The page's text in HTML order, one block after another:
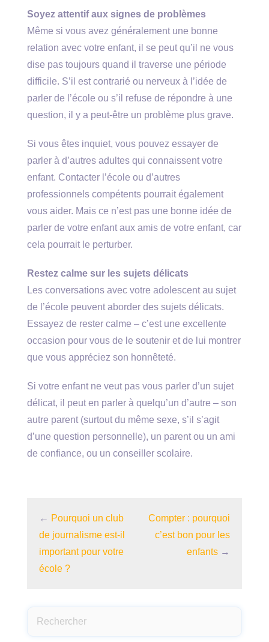
Soyez attentif aux signes de problèmes
Même si vous avez généralement une bonne
relation avec votre enfant, il se peut qu’il ne vous
dise pas toujours quand il traverse une période
difficile. S’il est contrarié ou nerveux à l’idée de
parler de l’école ou s’il refuse de répondre à une
question, il y a peut-être un problème plus grave.
Si vous êtes inquiet, vous pouvez essayer de
parler à d’autres adultes qui connaissent votre
enfant. Contacter l’école ou d’autres
professionnels compétents pourrait également
vous aider. Mais ce n’est pas une bonne idée de
parler de votre enfant aux amis de votre enfant, car
cela pourrait le perturber.
Restez calme sur les sujets délicats
Les conversations avec votre adolescent au sujet
de l’école peuvent aborder des sujets délicats.
Essayez de rester calme – c’est une excellente
occasion pour vous de le soutenir et de lui montrer
que vous appréciez son honnêteté.
Si votre enfant ne veut pas vous parler d’un sujet
délicat, il peut en parler à quelqu’un d’autre – son
autre parent (surtout du même sexe, s’il s’agit
d’une question personnelle), un parent ou un ami
de confiance, ou un conseiller scolaire.
← Pourquoi un club
de journalisme est-il
important pour votre
école ?
Compter : pourquoi
c’est bon pour les
enfants →